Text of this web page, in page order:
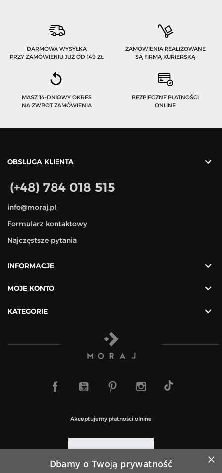
DARMOWA WYSYŁKA
PRZY ZAMÓWIENIU JUŻ OD 149 ZŁ
ZAMÓWIENIA REALIZOWANE
SĄ FIRMĄ KURIERSKĄ
MASZ 14-DNIOWY OKRES
NA ZWROT ZAMÓWIENIA
BEZPIECZNE PŁATNOŚCI
ONLINE
OBSŁUGA KLIENTA 
(+48) 784 018 515
info@moraj.pl
Formularz kontaktowy
Najczęstsze pytania
INFORMACJE 
MOJE KONTO 
KATEGORIE 
Akceptujemy płatności olnine
×
Dbamy o Twoją prywatność